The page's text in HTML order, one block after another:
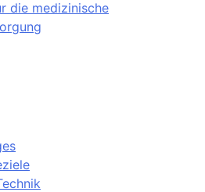
die medizinische